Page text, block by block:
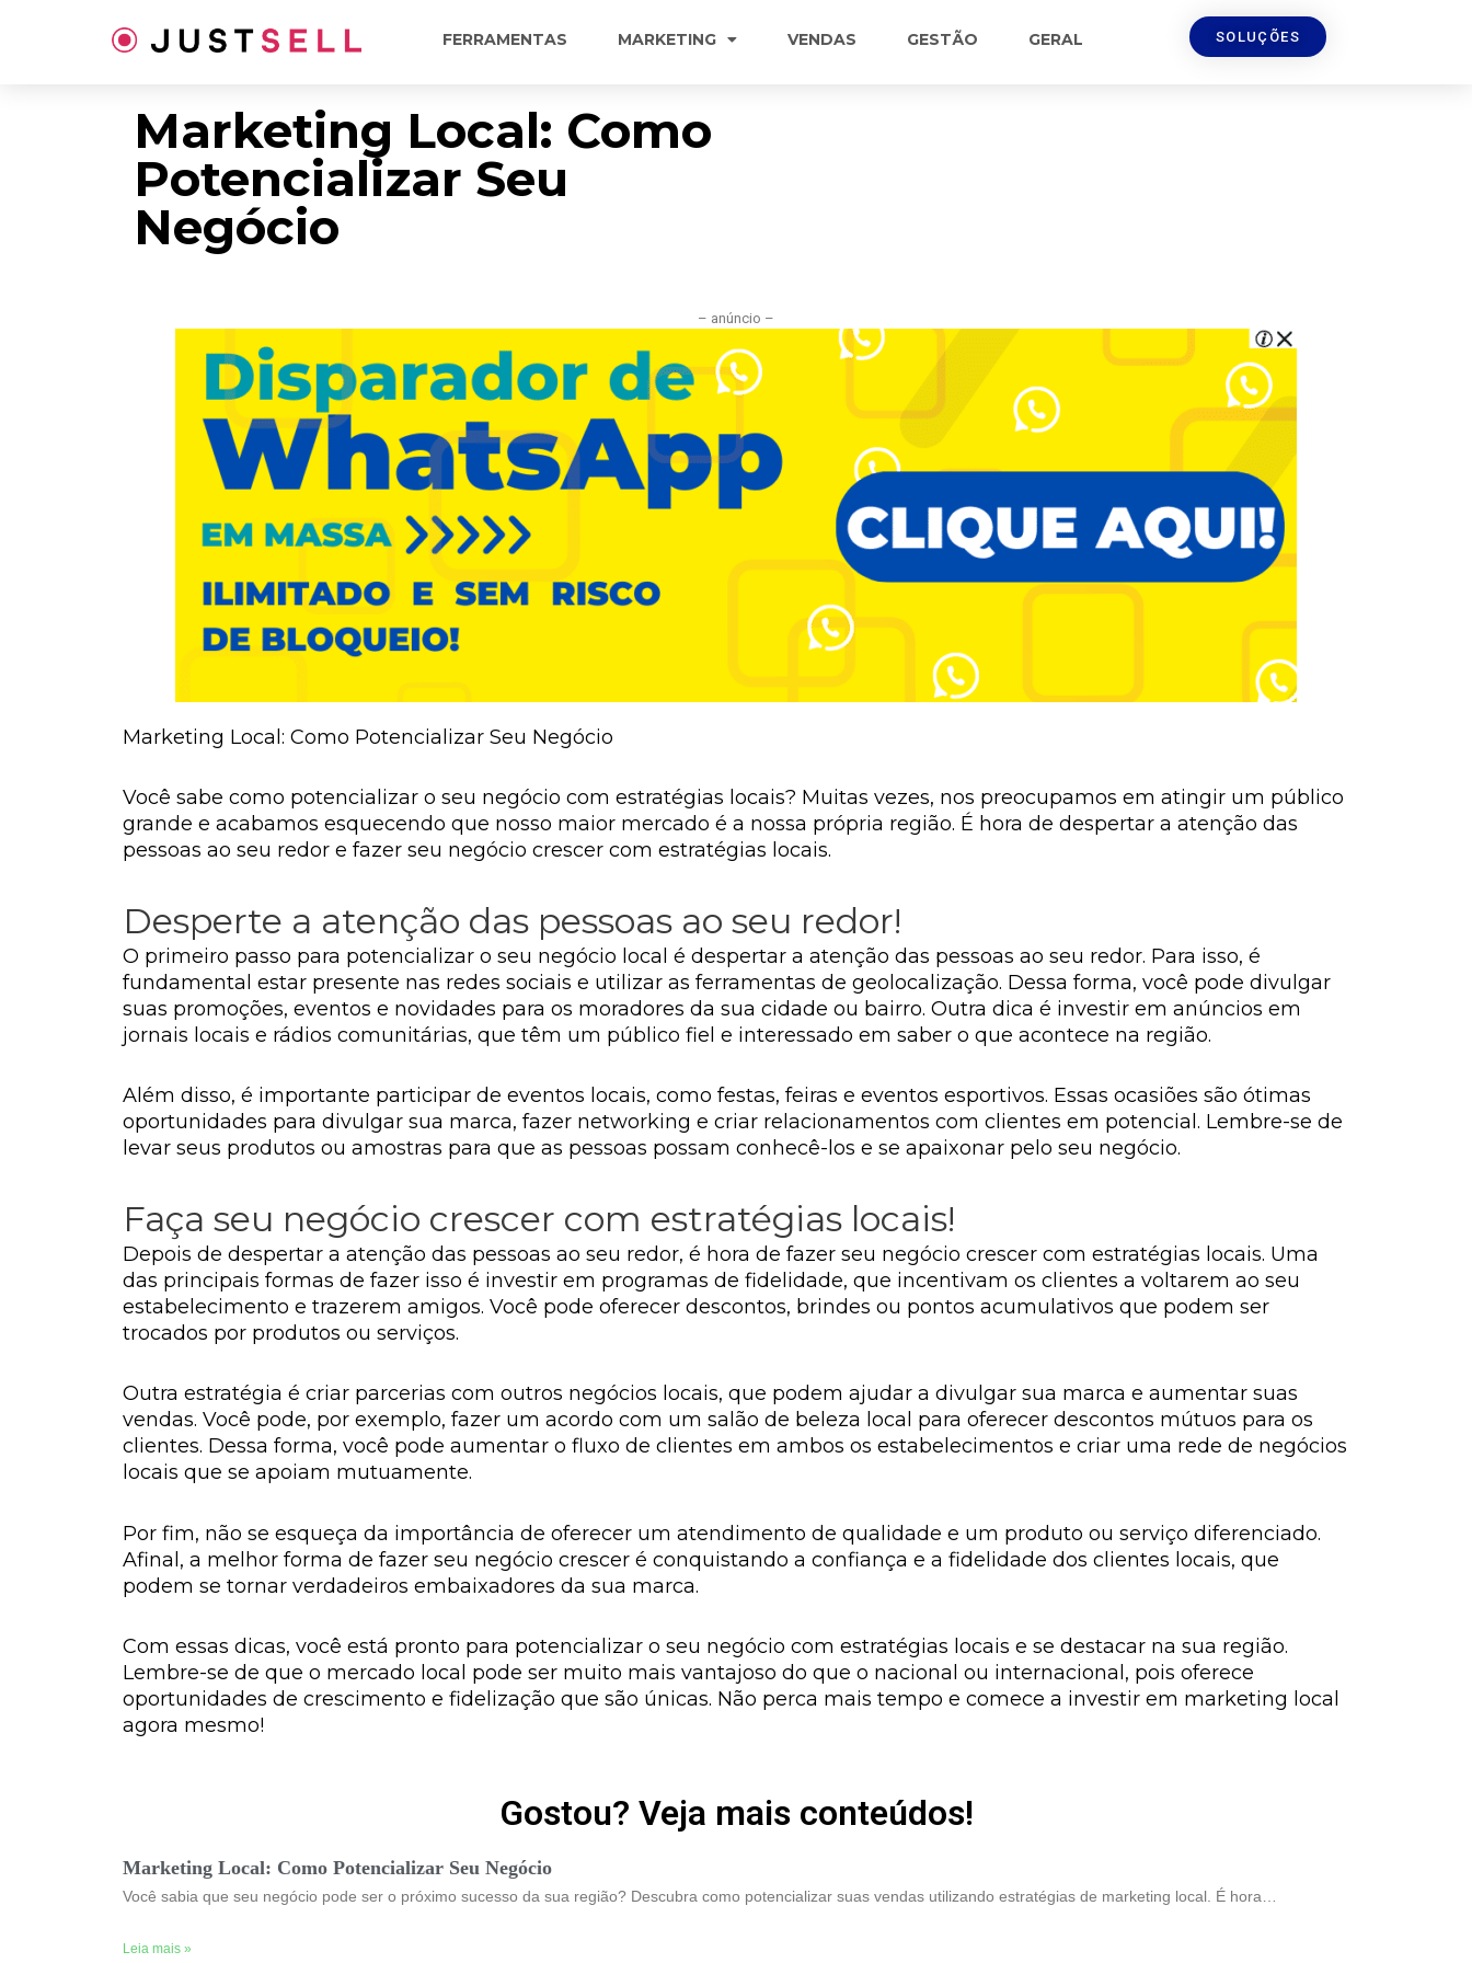
FERRAMENTAS MARKETING VENDAS GESTÃO GERAL SOLUÇÕES
Marketing Local: Como
Potencializar Seu
Negócio
– anúncio –
Marketing Local: Como Potencializar Seu Negócio
Você sabe como potencializar o seu negócio com estratégias locais? Muitas vezes, nos preocupamos em atingir um público
grande e acabamos esquecendo que nosso maior mercado é a nossa própria região. É hora de despertar a atenção das
pessoas ao seu redor e fazer seu negócio crescer com estratégias locais.
Desperte a atenção das pessoas ao seu redor!
O primeiro passo para potencializar o seu negócio local é despertar a atenção das pessoas ao seu redor. Para isso, é
fundamental estar presente nas redes sociais e utilizar as ferramentas de geolocalização. Dessa forma, você pode divulgar
suas promoções, eventos e novidades para os moradores da sua cidade ou bairro. Outra dica é investir em anúncios em
jornais locais e rádios comunitárias, que têm um público fiel e interessado em saber o que acontece na região.
Além disso, é importante participar de eventos locais, como festas, feiras e eventos esportivos. Essas ocasiões são ótimas
oportunidades para divulgar sua marca, fazer networking e criar relacionamentos com clientes em potencial. Lembre-se de
levar seus produtos ou amostras para que as pessoas possam conhecê-los e se apaixonar pelo seu negócio.
Faça seu negócio crescer com estratégias locais!
Depois de despertar a atenção das pessoas ao seu redor, é hora de fazer seu negócio crescer com estratégias locais. Uma
das principais formas de fazer isso é investir em programas de fidelidade, que incentivam os clientes a voltarem ao seu
estabelecimento e trazerem amigos. Você pode oferecer descontos, brindes ou pontos acumulativos que podem ser
trocados por produtos ou serviços.
Outra estratégia é criar parcerias com outros negócios locais, que podem ajudar a divulgar sua marca e aumentar suas
vendas. Você pode, por exemplo, fazer um acordo com um salão de beleza local para oferecer descontos mútuos para os
clientes. Dessa forma, você pode aumentar o fluxo de clientes em ambos os estabelecimentos e criar uma rede de negócios
locais que se apoiam mutuamente.
Por fim, não se esqueça da importância de oferecer um atendimento de qualidade e um produto ou serviço diferenciado.
Afinal, a melhor forma de fazer seu negócio crescer é conquistando a confiança e a fidelidade dos clientes locais, que
podem se tornar verdadeiros embaixadores da sua marca.
Com essas dicas, você está pronto para potencializar o seu negócio com estratégias locais e se destacar na sua região.
Lembre-se de que o mercado local pode ser muito mais vantajoso do que o nacional ou internacional, pois oferece
oportunidades de crescimento e fidelização que são únicas. Não perca mais tempo e comece a investir em marketing local
agora mesmo!
Gostou? Veja mais conteúdos!
Marketing Local: Como Potencializar Seu Negócio
Você sabia que seu negócio pode ser o próximo sucesso da sua região? Descubra como potencializar suas vendas utilizando estratégias de marketing local. É hora…
Leia mais »